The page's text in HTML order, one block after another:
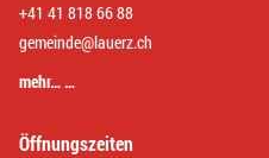
+41 41 818 66 88
gemeinde@lauerz.ch
mehr… …
Öffnungszeiten